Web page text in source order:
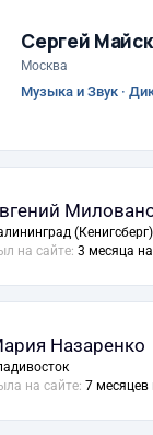
Сергей
Москва
Музыка и Звук ·
(Кенигсберг)
на сайте: 3 месяца
Назаренко
на сайте: 7 месяцев